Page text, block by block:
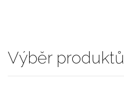
Výběr produktů